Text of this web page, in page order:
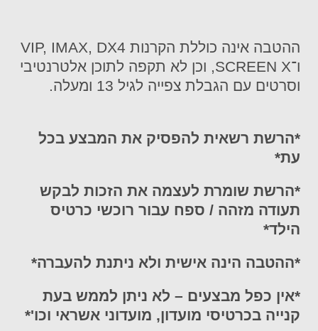
ההטבה אינה כוללת הקרנות VIP, IMAX, DX4
ו־SCREEN X, וכן לא תקפה לתוכן אלטרנטיבי
וסרטים עם הגבלת צפייה לגיל 13 ומעלה.
*הרשת רשאית להפסיק את המבצע בכל
עת*
*הרשת שומרת לעצמה את הזכות לבקש
תעודה מזהה / ספח עבור רוכשי כרטיס
הילד*
*ההטבה הינה אישית ולא ניתנת להעברה*
*אין כפל מבצעים – לא ניתן לממש בעת
קנייה בכרטיסי מועדון, מועדוני אשראי וכו'*